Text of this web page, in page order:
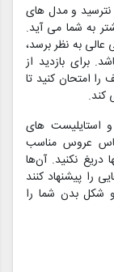
نترسید و مدل های
به شما می آید.
به نظر برسد،
برای بازدید از
امتحان کنید تا
کند.
استایلیست های
عروس مناسب
دریغ نکنید. آن‌ها
را پیشنهاد کنند
شکل بدن شما را